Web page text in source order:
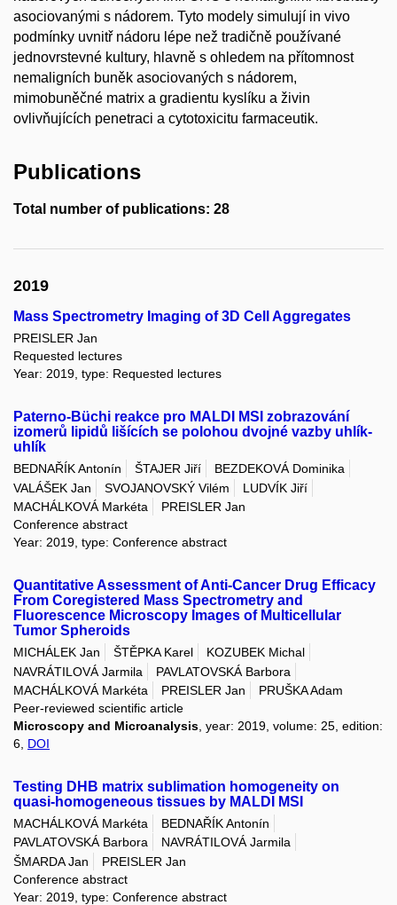
asociovanými s nádorem. Tyto modely simulují in vivo
podmínky uvnitř nádoru lépe než tradičně používané
jednovrstevné kultury, hlavně s ohledem na přítomnost
nemaligních buněk asociovaných s nádorem,
mimobuněčné matrix a gradientu kyslíku a živin
ovlivňujících penetraci a cytotoxicitu farmaceutik.
Publications
Total number of publications: 28
2019
Mass Spectrometry Imaging of 3D Cell Aggregates
PREISLER Jan
Requested lectures
Year: 2019, type: Requested lectures
Paterno-Büchi reakce pro MALDI MSI zobrazování
izomerů lipidů lišících se polohou dvojné vazby uhlík-
uhlík
BEDNAŘÍK Antonín ŠTAJER Jiří
BEZDEKOVÁ Dominika
VALÁŠEK Jan
SVOJANOVSKÝ Vilém
LUDVÍK Jiří
MACHÁLKOVÁ Markéta
PREISLER Jan
Conference abstract
Year: 2019, type: Conference abstract
Quantitative Assessment of Anti-Cancer Drug Efficacy
From Coregistered Mass Spectrometry and
Fluorescence Microscopy Images of Multicellular
Tumor Spheroids
MICHÁLEK Jan ŠTĚPKA Karel
KOZUBEK Michal
NAVRÁTILOVÁ Jarmila
PAVLATOVSKÁ Barbora
MACHÁLKOVÁ Markéta
PREISLER Jan
PRUŠKA Adam
Peer-reviewed scientific article
Microscopy and Microanalysis , year: 2019, volume: 25, edition:
6, DOI
Testing DHB matrix sublimation homogeneity on
quasi-homogeneous tissues by MALDI MSI
MACHÁLKOVÁ Markéta
BEDNAŘÍK Antonín
PAVLATOVSKÁ Barbora
NAVRÁTILOVÁ Jarmila
ŠMARDA Jan
PREISLER Jan
Conference abstract
Year: 2019, type: Conference abstract